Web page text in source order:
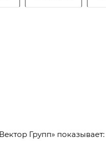
Групп» показывает: